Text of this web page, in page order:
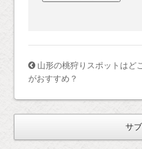
山形の桃狩りスポットはどこ
がおすすめ？
サ